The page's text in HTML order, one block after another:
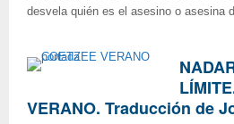
desvela quién es el asesino o asesina
VERANO. Traducción de